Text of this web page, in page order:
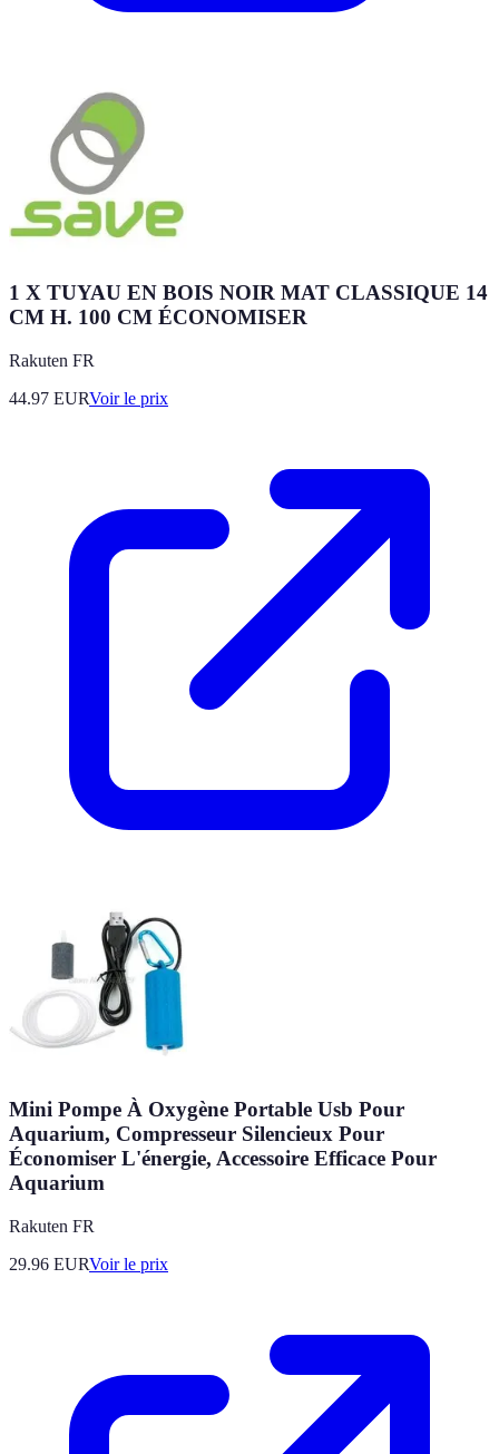
1 X TUYAU EN BOIS NOIR MAT CLASSIQUE 14
CM H. 100 CM ÉCONOMISER
Rakuten FR
44.97 EURVoir le prix
Mini Pompe À Oxygène Portable Usb Pour
Aquarium, Compresseur Silencieux Pour
Économiser L'énergie, Accessoire Efficace Pour
Aquarium
Rakuten FR
29.96 EURVoir le prix